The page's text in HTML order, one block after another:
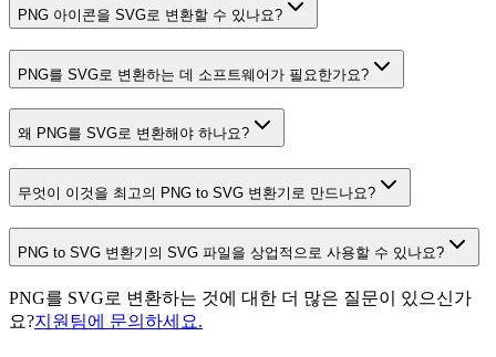
PNG 아이콘을 SVG로 변환할 수 있나요?
PNG를 SVG로 변환하는 데 소프트웨어가 필요한가요?
왜 PNG를 SVG로 변환해야 하나요?
무엇이 이것을 최고의 PNG to SVG 변환기로 만드나요?
PNG to SVG 변환기의 SVG 파일을 상업적으로 사용할 수 있나요?
PNG를 SVG로 변환하는 것에 대한 더 많은 질문이 있으신가
요?지원팀에 문의하세요.